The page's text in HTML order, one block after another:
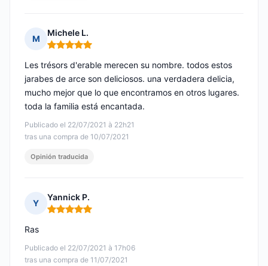
M
Michele L.
Nota: 5 de 5
Publicado el 22/07/2021 à 22h21
tras una compra de 10/07/2021
Les trésors d'erable merecen su nombre. todos estos
jarabes de arce son deliciosos. una verdadera delicia,
mucho mejor que lo que encontramos en otros lugares.
toda la familia está encantada.
Opinión traducida
Y
Yannick P.
Nota: 5 de 5
Publicado el 22/07/2021 à 17h06
tras una compra de 11/07/2021
Ras